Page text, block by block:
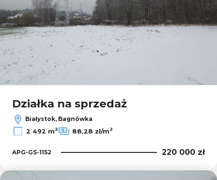
Działka na sprzedaż
Białystok, Bagnówka
2 492 m2 88,28 zł/m2
APG-GS-1152 220 000 zł